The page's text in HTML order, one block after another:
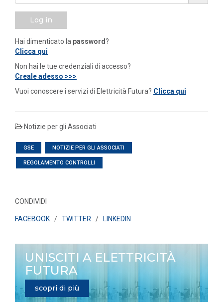
Log in
Hai dimenticato la password ?
Clicca qui
Non hai le tue credenziali di accesso?
Creale adesso >>>
Vuoi conoscere i servizi di Elettricità Futura? Clicca qui
Notizie per gli Associati
GSE NOTIZIE PER GLI ASSOCIATI
REGOLAMENTO CONTROLLI
CONDIVIDI
FACEBOOK / TWITTER / LINKEDIN
UNISCITI A ELETTRICITÀ
FUTURA
scopri di più